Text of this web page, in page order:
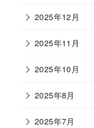
2025年12月
2025年11月
2025年10月
2025年8月
2025年7月